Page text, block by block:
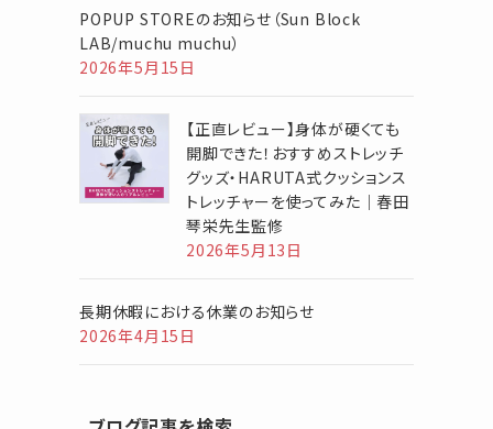
POPUP STOREのお知らせ（Sun Block
LAB/muchu muchu）
2026年5月15日
【正直レビュー】身体が硬くても
開脚できた！おすすめストレッチ
グッズ・HARUTA式クッションス
トレッチャーを使ってみた｜春田
琴栄先生監修
2026年5月13日
長期休暇における休業のお知らせ
2026年4月15日